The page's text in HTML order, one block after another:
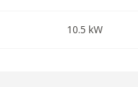
10.5 kW